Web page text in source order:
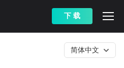
下 载
简体中文